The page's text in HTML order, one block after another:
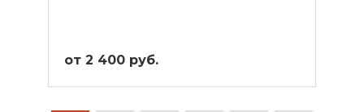
от 2 400 руб.